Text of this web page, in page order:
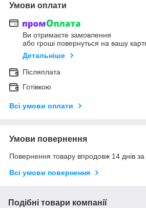
Умови оплати
Ви отримаєте замовлення
або гроші повернуться на вашу
Детальніше
Післяплата
Готівкою
Всі умови оплати
Умови повернення
Повернення товару впродовж 14 днів
Всі умови повернення
Подібні товари компанії